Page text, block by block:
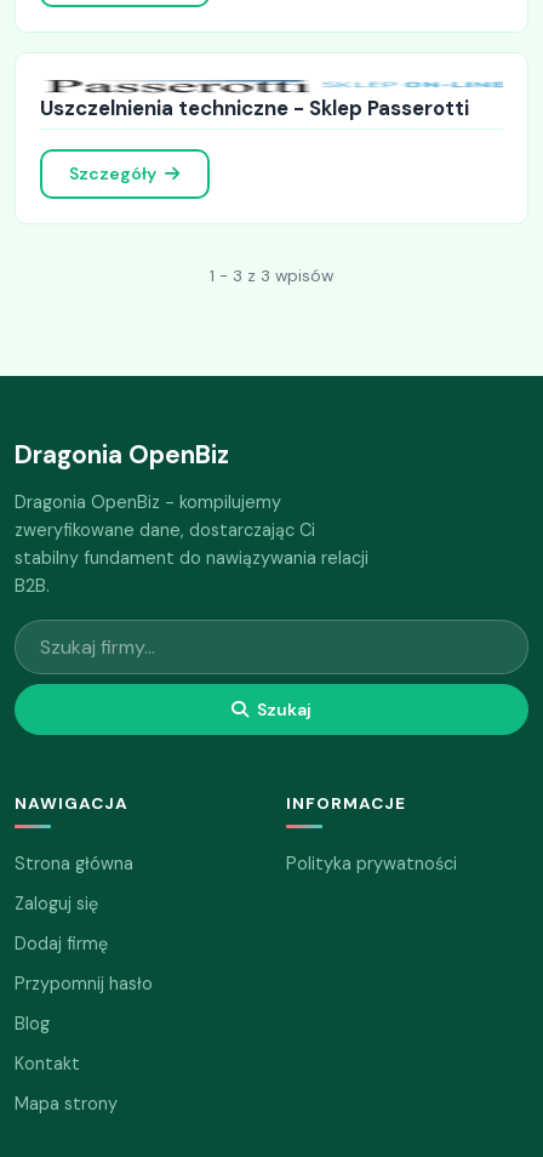
Uszczelnienia techniczne - Sklep Passerotti
Szczegóły
1 - 3 z 3 wpisów
Dragonia OpenBiz
Dragonia OpenBiz - kompilujemy
zweryfikowane dane, dostarczając Ci
stabilny fundament do nawiązywania relacji
B2B.
Szukaj
NAWIGACJA
Strona główna
Zaloguj się
Dodaj firmę
Przypomnij hasło
Blog
Kontakt
Mapa strony
INFORMACJE
Polityka prywatności